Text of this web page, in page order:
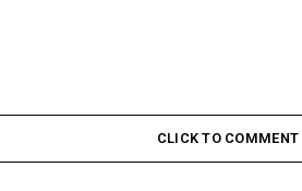
CLICK TO COMMENT